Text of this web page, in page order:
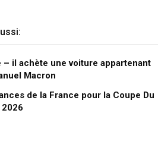
– il achète une voiture appartenant
Macron
de la France pour la Coupe Du